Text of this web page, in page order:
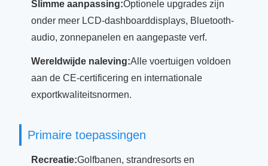
Slimme aanpassing:Optionele upgrades zijn
onder meer LCD-dashboarddisplays, Bluetooth-
audio, zonnepanelen en aangepaste verf.
Wereldwijde naleving:Alle voertuigen voldoen
aan de CE-certificering en internationale
exportkwaliteitsnormen.
Primaire toepassingen
Recreatie:Golfbanen, strandresorts en